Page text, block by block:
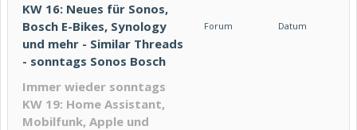
KW 16: Neues für Sonos,
Bosch E-Bikes, Synology
und mehr - Similar Threads
- sonntags Sonos Bosch
Forum Datum
Immer wieder sonntags
KW 19: Home Assistant,
Mobilfunk, Apple und